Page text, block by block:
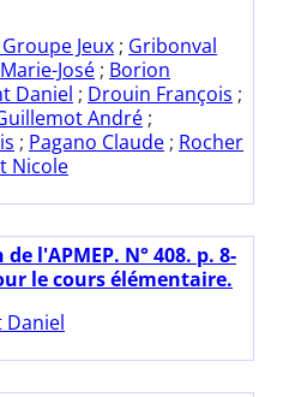
Jeux ; Gribonval
José ; Borion
Daniel ; Drouin François ;
André ;
; Pagano Claude ; Rocher
Nicole
l'APMEP. N° 408. p. 8-
le cours élémentaire.
Daniel